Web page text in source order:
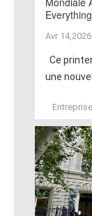
Avr 14,2026
Ce
une
Entreprise